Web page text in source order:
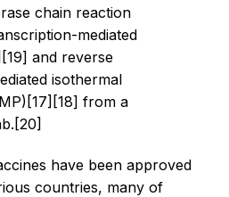
chain reaction
mediated
and reverse
isothermal
from a
have been approved
countries, many of